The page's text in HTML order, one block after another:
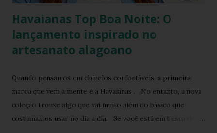
toqu...
Havaianas Top Boa Noite: O
lançamento inspirado no
artesanato alagoano
Quando pensamos em chinelos confortáveis, a primeira
marca que vem à mente é a Havaianas . No entanto, a nova
coleção trouxe algo que vai muito além do básico que
costumamos usar no dia a dia. Se você está em busca de